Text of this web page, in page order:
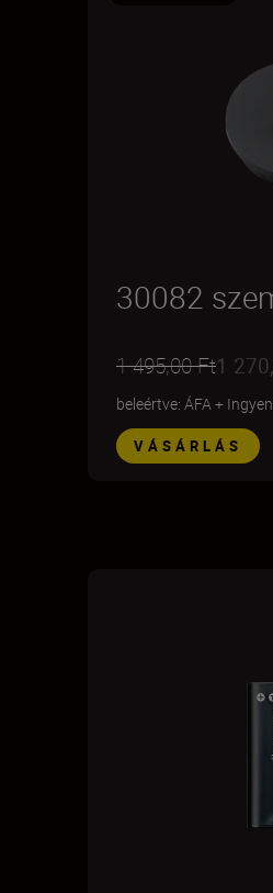
30082
1 495,00 Ft1
beleértve: ÁFA+
VÁSÁRLÁS